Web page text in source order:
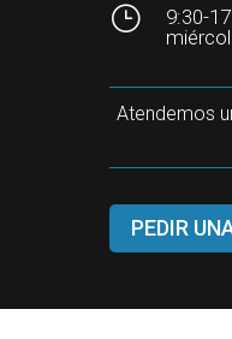
}
9:30-
Atendemos
PEDIR